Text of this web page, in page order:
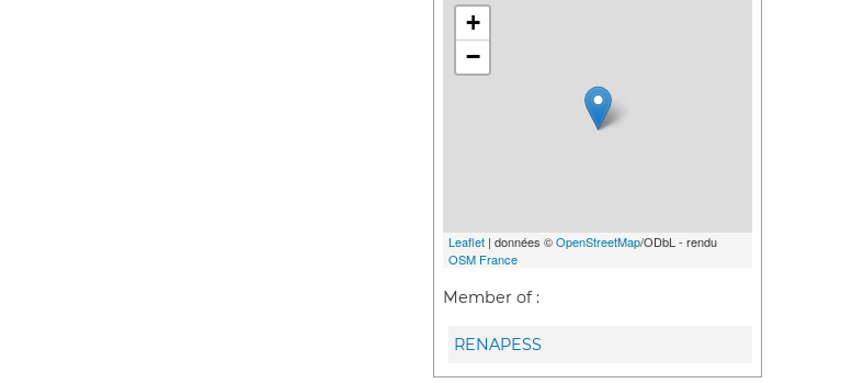
+
−
Leaflet | données ©OpenStreetMap/ODbL - rendu
OSM France
Member of :
RENAPESS